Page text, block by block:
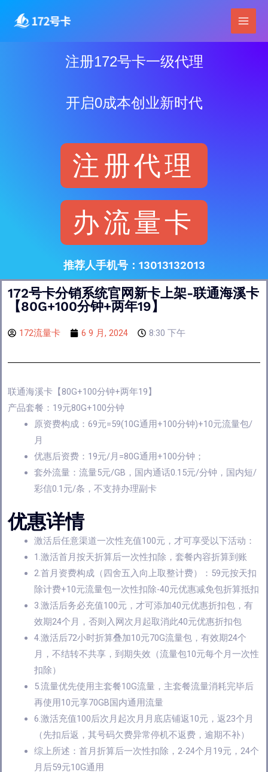
内
Main
注册172号卡一级代理
开启0成本创业新时代
注册代理
办流量卡
推荐人手机号：13013132013
172号卡分销系统官网新卡上架-联通海溪卡
【80G+100分钟+两年19】
172流量卡 6 9 月, 2024 8:30 下午
联通海溪卡【80G+100分钟+两年19】
产品套餐：19元80G+100分钟
原资费构成：69元=59(10G通用+100分钟)+10元流量包/
月
优惠后资费：19元/月=80G通用+100分钟；
套外流量：流量5元/GB，国内通话0.15元/分钟，国内短/
彩信0.1元/条，不支持办理副卡
优惠详情
激活后任意渠道一次性充值100元，才可享受以下活动：
1.激活首月按天折算后一次性扣除，套餐内容折算到账
2.首月资费构成（四舍五入向上取整计费）：59元按天扣
除计费+10元流量包一次性扣除-40元优惠减免包折算抵扣
3.激活后务必充值100元，才可添加40元优惠折扣包，有
效期24个月，否则入网次月起取消此40元优惠折扣包
4.激活后72小时折算叠加10元70G流量包，有效期24个
月，不结转不共享，到期失效（流量包10元每个月一次性
扣除）
5.流量优先使用主套餐10G流量，主套餐流量消耗完毕后
再使用10元享70GB国内通用流量
6.激活充值100后次月起次月月底店铺返10元，返23个月
（先扣后返，其号码欠费异常停机不返费，逾期不补）
综上所述：首月折算后一次性扣除，2-24个月19元，24个
月后59元10G通用